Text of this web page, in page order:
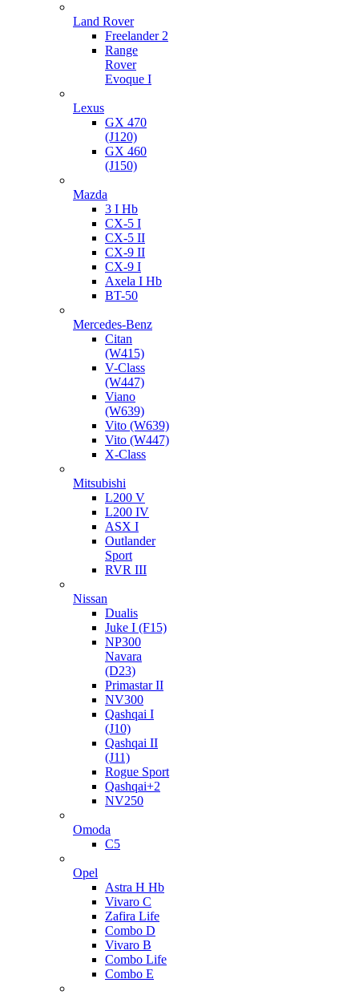
Land Rover
Freelander 2
Range
Rover
Evoque I
Lexus
GX 470
(J120)
GX 460
(J150)
Mazda
3 I Hb
CX-5 I
CX-5 II
CX-9 II
CX-9 I
Axela I Hb
BT-50
Mercedes-Benz
Citan
(W415)
V-Class
(W447)
Viano
(W639)
Vito (W639)
Vito (W447)
X-Class
Mitsubishi
L200 V
L200 IV
ASX I
Outlander
Sport
RVR III
Nissan
Dualis
Juke I (F15)
NP300
Navara
(D23)
Primastar II
NV300
Qashqai I
(J10)
Qashqai II
(J11)
Rogue Sport
Qashqai+2
NV250
Omoda
C5
Opel
Astra H Hb
Vivaro C
Zafira Life
Combo D
Vivaro B
Combo Life
Combo E